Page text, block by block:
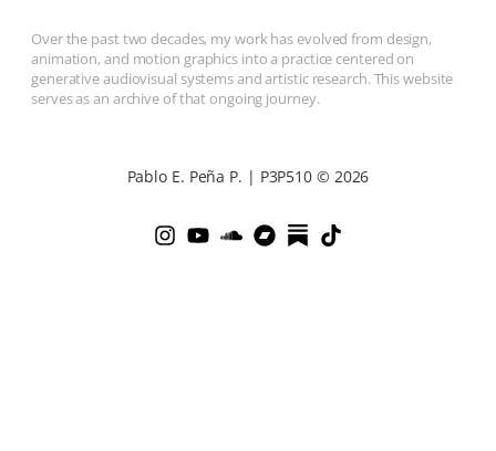
Over the past two decades, my work has evolved from design,
animation, and motion graphics into a practice centered on
generative audiovisual systems and artistic research. This website
serves as an archive of that ongoing journey.
Pablo E. Peña P. | P3P510 © 2026